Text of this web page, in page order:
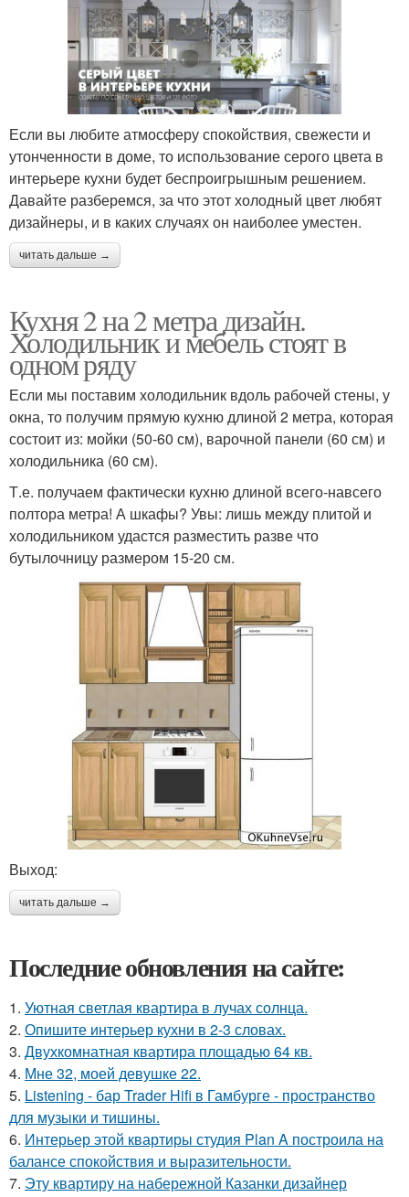
Если вы любите атмосферу спокойствия, свежести и
утонченности в доме, то использование серого цвета в
интерьере кухни будет беспроигрышным решением.
Давайте разберемся, за что этот холодный цвет любят
дизайнеры, и в каких случаях он наиболее уместен.
читать дальше →
Кухня 2 на 2 метра дизайн.
Холодильник и мебель стоят в
одном ряду
Если мы поставим холодильник вдоль рабочей стены, у
окна, то получим прямую кухню длиной 2 метра, которая
состоит из: мойки (50-60 см), варочной панели (60 см) и
холодильника (60 см).
Т.е. получаем фактически кухню длиной всего-навсего
полтора метра! А шкафы? Увы: лишь между плитой и
холодильником удастся разместить разве что
бутылочницу размером 15-20 см.
Выход:
читать дальше →
Последние обновления на сайте:
1. Уютная светлая квартира в лучах солнца.
2. Опишите интерьер кухни в 2-3 словах.
3. Двухкомнатная квартира площадью 64 кв.
4. Мне 32, моей девушке 22.
5. Listening - бар Trader Hifi в Гамбурге - пространство
для музыки и тишины.
6. Интерьер этой квартиры студия Plan A построила на
балансе спокойствия и выразительности.
7. Эту квартиру на набережной Казанки дизайнер